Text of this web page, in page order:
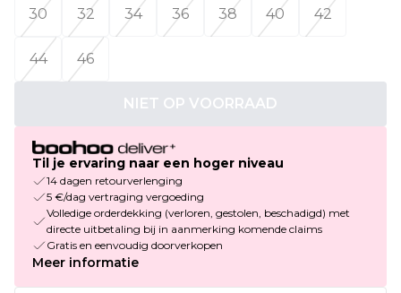
30
32 34 36 38 40 42
44 46
NIET OP VOORRAAD
Til je ervaring naar een hoger niveau
14 dagen retourverlenging
5 €/dag vertraging vergoeding
Volledige orderdekking (verloren, gestolen, beschadigd) met
directe uitbetaling bij in aanmerking komende claims
Gratis en eenvoudig doorverkopen
Meer informatie